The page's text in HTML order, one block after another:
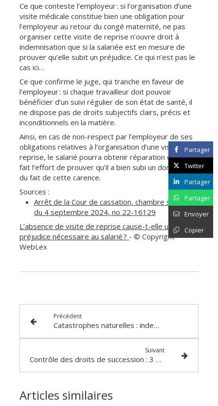
Ce que conteste l’employeur : si l’organisation d’une
visite médicale constitue bien une obligation pour
l’employeur au retour du congé maternité, ne pas
organiser cette visite de reprise n’ouvre droit à
indemnisation que si la salariée est en mesure de
prouver qu’elle subit un préjudice. Ce qui n’est pas le
cas ici…
Ce que confirme le juge, qui tranche en faveur de
l’employeur : si chaque travailleur doit pouvoir
bénéficier d’un suivi régulier de son état de santé, il
ne dispose pas de droits subjectifs clairs, précis et
inconditionnels en la matière.
Ainsi, en cas de non-respect par l’employeur de ses
obligations relatives à l’organisation d’une visite de
reprise, le salarié pourra obtenir réparation que s’il
fait l’effort de prouver qu’il a bien subi un dommage
du fait de cette carence.
Sources :
Arrêt de la Cour de cassation, chambre sociale,
du 4 septembre 2024, no 22-16129
L’absence de visite de reprise cause-t-elle un
préjudice nécessaire au salarié ? - © Copyright
WebLex
Précédent
Catastrophes naturelles : indemnisation = travaux
Suivant
Contrôle des droits de succession : 3 ans ou 6 ans pour agir ?
Articles similaires
Partager
Twitter
Partager
Partager
Envoyer
Copier